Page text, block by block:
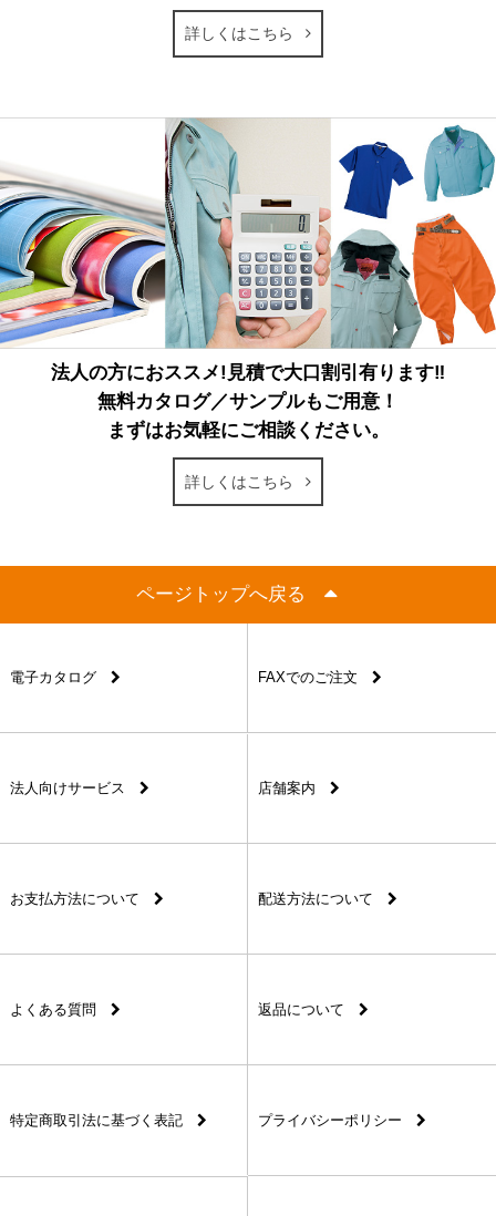
詳しくはこちら
法人の方におススメ!見積で大口割引有ります‼
無料カタログ／サンプルもご用意！
まずはお気軽にご相談ください。
詳しくはこちら
ページトップへ戻る
電子カタログ FAXでのご注文
法人向けサービス 店舗案内
お支払方法について 配送方法について
よくある質問 返品について
特定商取引法に基づく表記 プライバシーポリシー